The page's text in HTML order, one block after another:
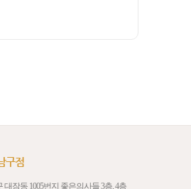
구점
대잠동 1005번지 좋은의사들 3층, 4층